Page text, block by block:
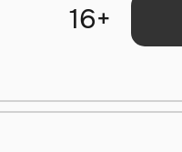
16+